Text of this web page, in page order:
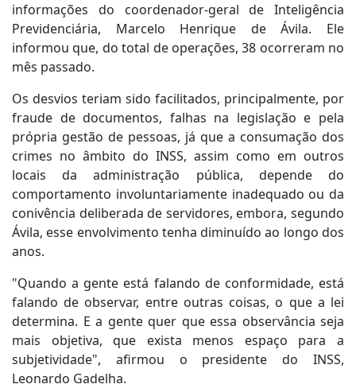
informações do coordenador-geral de Inteligência
Previdenciária, Marcelo Henrique de Ávila. Ele
informou que, do total de operações, 38 ocorreram no
mês passado.
Os desvios teriam sido facilitados, principalmente, por
fraude de documentos, falhas na legislação e pela
própria gestão de pessoas, já que a consumação dos
crimes no âmbito do INSS, assim como em outros
locais da administração pública, depende do
comportamento involuntariamente inadequado ou da
conivência deliberada de servidores, embora, segundo
Ávila, esse envolvimento tenha diminuído ao longo dos
anos.
"Quando a gente está falando de conformidade, está
falando de observar, entre outras coisas, o que a lei
determina. E a gente quer que essa observância seja
mais objetiva, que exista menos espaço para a
subjetividade", afirmou o presidente do INSS,
Leonardo Gadelha.